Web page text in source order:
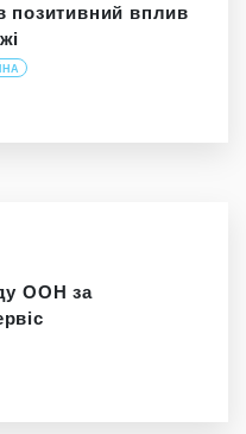
позитивний вплив
ООН за